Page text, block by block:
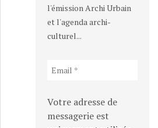
l'émission Archi Urbain
et l'agenda archi-
culturel...
Votre adresse de
messagerie est